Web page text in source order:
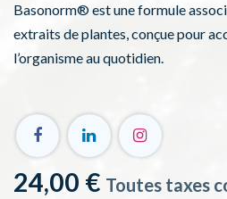
Basonorm® est une formule
extraits de plantes, conçue pour
l’organisme au quotidien.
24,00 € Toutes taxes